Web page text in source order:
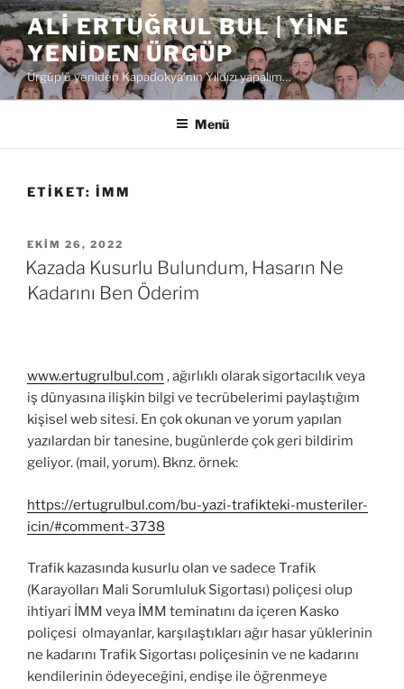
İçeriğe
geç ALI ERTUĞRUL BUL | YINE
YENIDEN ÜRGÜP
Ürgüp'ü yeniden Kapadokya'nın Yıldızı yapalım…
Menü
ETIKET: İMM
YAYIM
TARIHI
EKIM 26, 2022
Kazada Kusurlu Bulundum, Hasarın Ne
Kadarını Ben Öderim
www.ertugrulbul.com , ağırlıklı olarak sigortacılık veya
iş dünyasına ilişkin bilgi ve tecrübelerimi paylaştığım
kişisel web sitesi. En çok okunan ve yorum yapılan
yazılardan bir tanesine, bugünlerde çok geri bildirim
geliyor. (mail, yorum). Bknz. örnek:
https://ertugrulbul.com/bu-yazi-trafikteki-musteriler-
icin/#comment-3738
Trafik kazasında kusurlu olan ve sadece Trafik
(Karayolları Mali Sorumluluk Sigortası) poliçesi olup
ihtiyari İMM veya İMM teminatını da içeren Kasko
poliçesi olmayanlar, karşılaştıkları ağır hasar yüklerinin
ne kadarını Trafik Sigortası poliçesinin ve ne kadarını
kendilerinin ödeyeceğini, endişe ile öğrenmeye